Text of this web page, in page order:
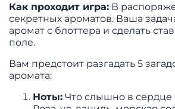
Как проходит игра: В
секретных ароматов. Ваша
аромат с блоттера и сделать
поле.
Вам предстоит разгадать 5
аромата:
Ноты: Что слышно в